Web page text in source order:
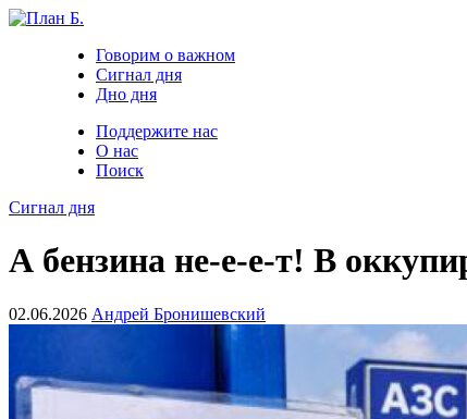
Говорим о важном
Сигнал дня
Дно дня
Поддержите нас
О нас
Поиск
Сигнал дня
А бензина не-е-е-т! В
02.06.2026 Андрей Бронишевский